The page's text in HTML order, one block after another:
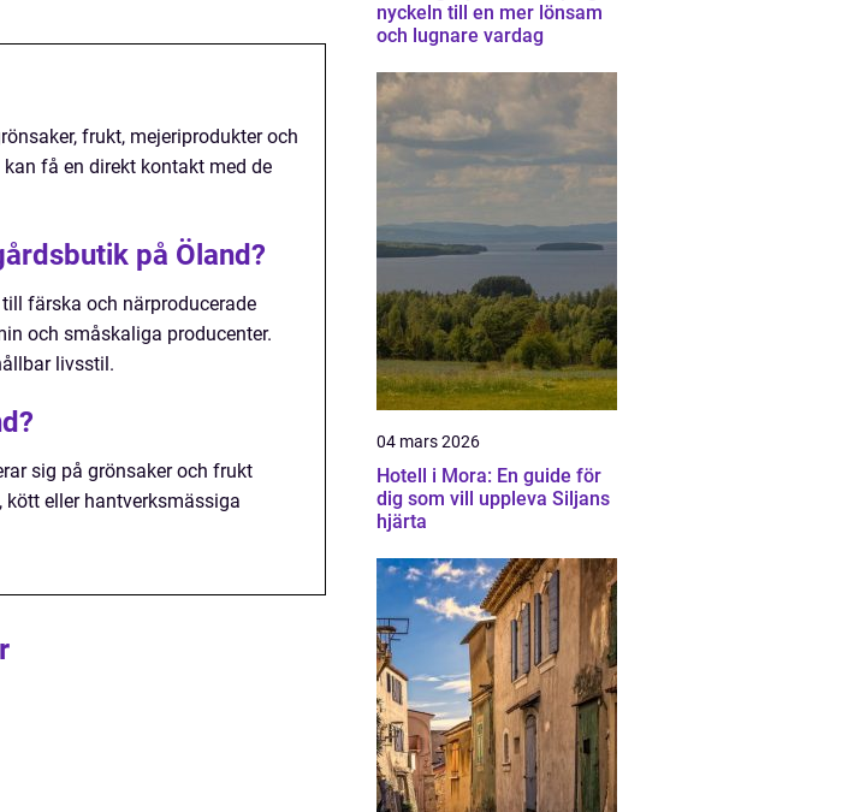
frukt, mejeriprodukter och
få en direkt kontakt med de
på Öland?
färska och närproducerade
och småskaliga producenter.
livsstil.
sig på grönsaker och frukt
kött eller hantverksmässiga
nyckeln till en mer lönsam
och lugnare vardag
04 mars 2026
Hotell i Mora: En guide för
dig som vill uppleva Siljans
hjärta